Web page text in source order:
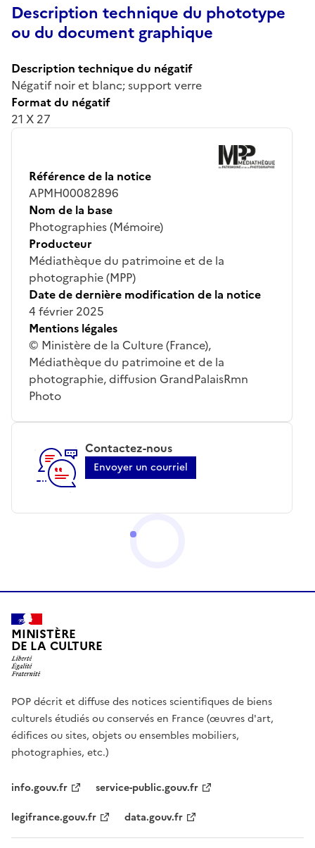
Description technique du phototype
ou du document graphique
Description technique du négatif
Négatif noir et blanc; support verre
Format du négatif
21 X 27
Référence de la notice
APMH00082896
Nom de la base
Photographies (Mémoire)
Producteur
Médiathèque du patrimoine et de la
photographie (MPP)
Date de dernière modification de la notice
4 février 2025
Mentions légales
© Ministère de la Culture (France),
Médiathèque du patrimoine et de la
photographie, diffusion GrandPalaisRmn
Photo
Contactez-nous
Envoyer un courriel
MINISTÈRE
DE LA CULTURE
POP décrit et diffuse des notices scientifiques de biens
culturels étudiés ou conservés en France (œuvres d'art,
édifices ou sites, objets ou ensembles mobiliers,
photographies, etc.)
info.gouv.fr
service-public.gouv.fr
legifrance.gouv.fr
data.gouv.fr